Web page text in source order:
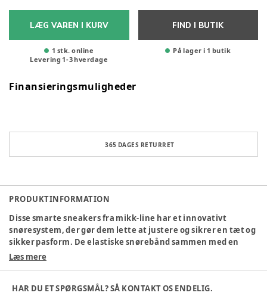
LÆG VAREN I KURV
1 stk. online
Levering 1-3hverdage
FIND I BUTIK
På lager i 1 butik
Finansieringsmuligheder
365 DAGES RETURRET
PRODUKTINFORMATION
Disse smarte sneakers fra mikk-line har et innovativt
snøresystem, der gør dem lette at justere og sikrer en tæt og
sikker pasform. De elastiske snørebånd sammen med en
praktisk drejeknap gør det nemt for børn at tage skoene af
samtidig se stilfulde ud.
Læs mere
HAR DU ET SPØRGSMÅL? SÅ KONTAKT OS ENDELIG.